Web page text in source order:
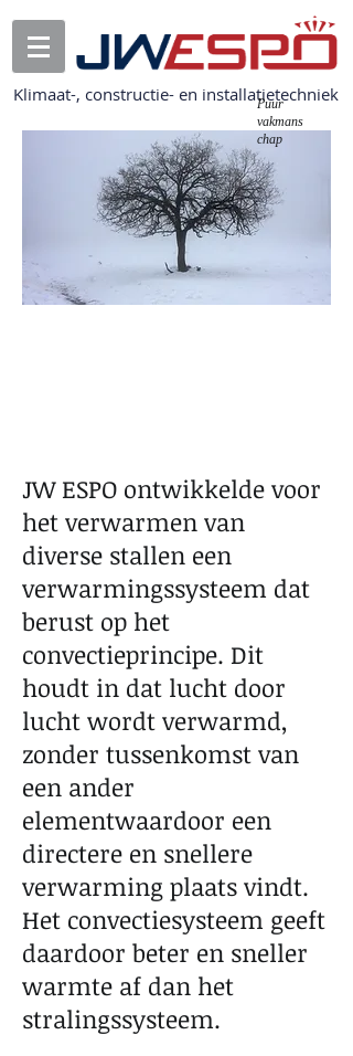
Klimaat-, constructie- en installatietechniek
Puur
vakmans
chap
JW ESPO ontwikkelde voor
het verwarmen van
diverse stallen een
verwarmingssysteem dat
berust op het
convectieprincipe. Dit
houdt in dat lucht door
lucht wordt verwarmd,
zonder tussenkomst van
een ander
elementwaardoor een
directere en snellere
verwarming plaats vindt.
Het convectiesysteem geeft
daardoor beter en sneller
warmte af dan het
stralingssysteem.